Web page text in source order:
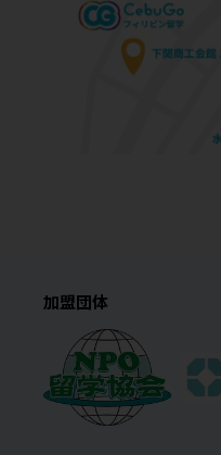
加盟団体